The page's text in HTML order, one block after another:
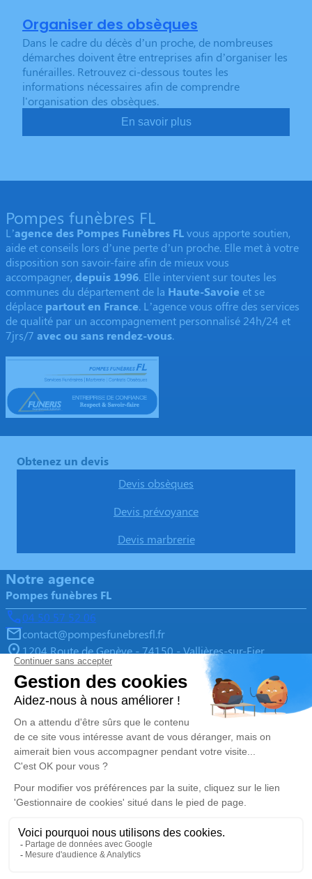
Organiser des obsèques
Dans le cadre du décès d’un proche, de nombreuses
démarches doivent être entreprises afin d’organiser les
funérailles. Retrouvez ci-dessous toutes les
informations nécessaires afin de comprendre
l'organisation des obsèques.
En savoir plus
Pompes funèbres FL
L’agence des Pompes Funèbres FLvous apporte soutien,
aide et conseils lors d’une perte d’un proche. Elle met à votre
disposition son savoir-faire afin de mieux vous
accompagner, depuis 1996. Elle intervient sur toutes les
communes du département de la Haute-Savoie et se
déplace partout en France. L’agence vous offre des services
de qualité par un accompagnement personnalisé 24h/24 et
7jrs/7 avec ou sans rendez-vous.
Obtenez un devis
Devis obsèques
Devis prévoyance
Devis marbrerie
Notre agence
Pompes funèbres FL
04 50 57 52 06
contact@pompesfunebresfl.fr
1204 Route de Genève - 74150 - Vallières-sur-Fier
5/5 - 106 avis
Nos Services
Organiser des obsèques
Monuments funéraires
Services aux familles
Liens utiles
Avis de décès
Demande de rendez-vous en
agence
Nos réseaux sociaux
Mentions légales
Politique de traitement des données personnelles
Gestionnaire de cookies
Zone d'intervention